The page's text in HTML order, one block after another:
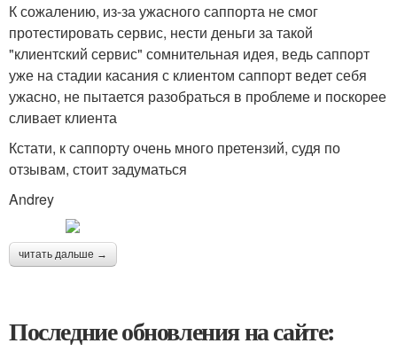
К сожалению, из-за ужасного саппорта не смог
протестировать сервис, нести деньги за такой
"клиентский сервис" сомнительная идея, ведь саппорт
уже на стадии касания с клиентом саппорт ведет себя
ужасно, не пытается разобраться в проблеме и поскорее
сливает клиента
Кстати, к саппорту очень много претензий, судя по
отзывам, стоит задуматься
Andrey
читать дальше →
Последние обновления на сайте: